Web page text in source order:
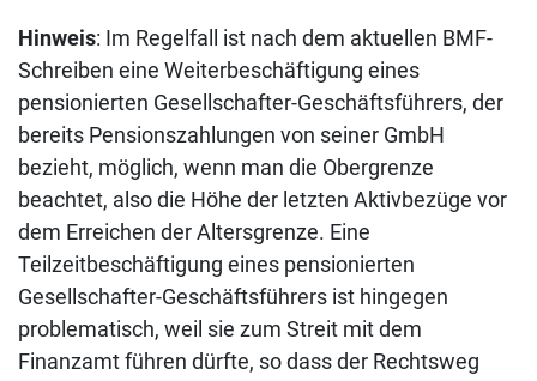
Hinweis: Im Regelfall ist nach dem aktuellen BMF-
Schreiben eine Weiterbeschäftigung eines
pensionierten Gesellschafter-Geschäftsführers, der
bereits Pensionszahlungen von seiner GmbH
bezieht, möglich, wenn man die Obergrenze
beachtet, also die Höhe der letzten Aktivbezüge vor
dem Erreichen der Altersgrenze. Eine
Teilzeitbeschäftigung eines pensionierten
Gesellschafter-Geschäftsführers ist hingegen
problematisch, weil sie zum Streit mit dem
Finanzamt führen dürfte, so dass der Rechtsweg